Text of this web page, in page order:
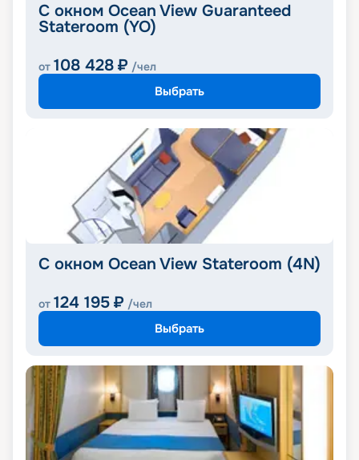
С окном Ocean View Guaranteed
Stateroom (YO)
от 108 428 ₽ /чел
Выбрать
С окном Ocean View Stateroom (4N)
от 124 195 ₽ /чел
Выбрать